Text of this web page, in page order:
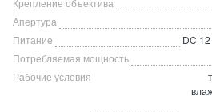
Крепление объектива
Апертура
Питание
DC
Потребляемая мощность
Рабочие условия